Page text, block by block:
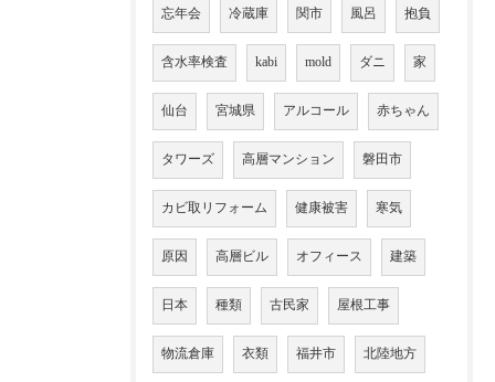
忘年会 冷蔵庫 関市 風呂 抱負
含水率検査 kabi mold ダニ 家
仙台 宮城県 アルコール 赤ちゃん
タワーズ 高層マンション 磐田市
カビ取リフォーム 健康被害 寒気
原因 高層ビル オフィース 建築
日本 種類 古民家 屋根工事
物流倉庫 衣類 福井市 北陸地方